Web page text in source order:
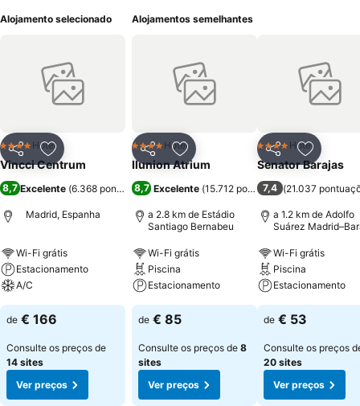
escritório. O hotel também dispõe de bar onde poderá conviver com
elevador, cofre, sala de bagagem, gay friendly, serviço expresso de
check in e out, serviços de quarto, centro financeiro, condições
para receber crianças e bebés com serviço de babás, lavandaria,
turismo e internet wi-fi em todas as áreas públicas do hotel. Neste
hotel é expressamente proibido fumar em todos os espaços
públicos.
Alojamento selecionado
PartilharAdicionar aos favoritos
4 EstrelasHotel
Vincci Centrum
8,7 Excelente (6.368 pontuações )
Madrid, Espanha
Wi-Fi grátis
Estacionamento
A/C
de € 166
Consulte os preços de
14 sites
Ver preços
Alojamentos semelhantes
PartilharAdicionar aos favoritos
4 EstrelasHotel
Ilunion Atrium
8,7 Excelente (15.712 pontuações)
a 2.8 km de Estádio
Santiago Bernabeu
Wi-Fi grátis
Piscina
Estacionamento
de € 85
Consulte os preços de 8
sites
Ver preços
Partilhar
4 EstrelasHotel
Senator Barajas
7,4 (21.037
a 1.2 km de Adolfo
Suárez
Wi-Fi grátis
Piscina
Estacionamento
de € 53
Consulte os preços
20 sites
Ver preços